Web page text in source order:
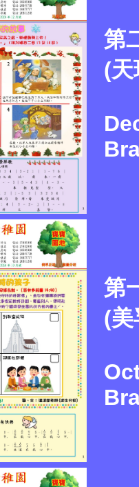
第
(天
第
(美